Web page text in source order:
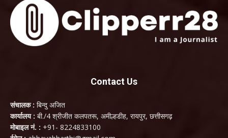
Contact Us
संचालक : बिन्दु अजित
कार्यालय : बी./4 श्रीजीत कलपतरू, अमील्हडीह, रायपुर, छत्तीसगढ़
मोबाइल नं. : +91- 8224833100